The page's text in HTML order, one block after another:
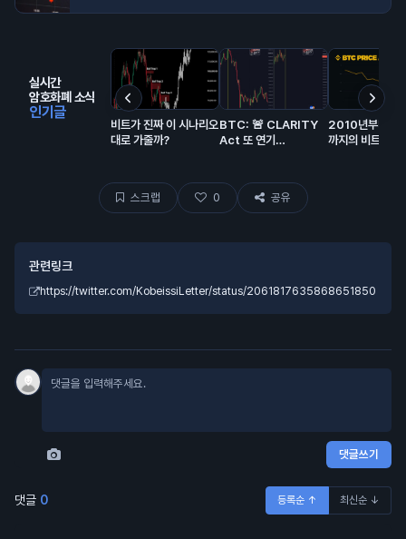
실시간
암호화폐 소식
인기글
비트가 진짜 이 시나리오
대로 가줄까?
BTC: 🚨 CLARITY
Act 또 연기…
2010년부터
까지의 비트코인
스크랩 0 공유
관련링크
https://twitter.com/KobeissiLetter/status/2061817635868651850
댓글쓰기
댓글 0 등록순 ↑ 최신순 ↓